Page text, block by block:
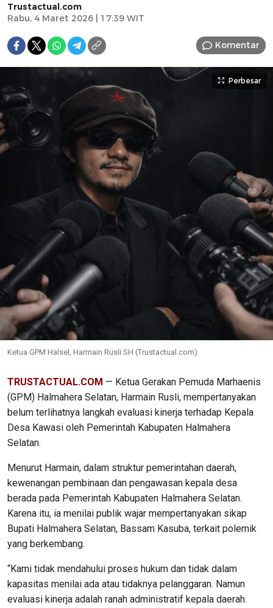
Trustactual.com
Rabu, 4 Maret 2026 | 17:39 WIT
Komentar
Perbesar
Ketua GPM Halsel, Harmain Rusli SH (Trustactual.com)
TRUSTACTUAL.COM — Ketua Gerakan Pemuda Marhaenis
(GPM) Halmahera Selatan, Harmain Rusli, mempertanyakan
belum terlihatnya langkah evaluasi kinerja terhadap Kepala
Desa Kawasi oleh Pemerintah Kabupaten Halmahera
Selatan.
Menurut Harmain, dalam struktur pemerintahan daerah,
kewenangan pembinaan dan pengawasan kepala desa
berada pada Pemerintah Kabupaten Halmahera Selatan.
Karena itu, ia menilai publik wajar mempertanyakan sikap
Bupati Halmahera Selatan, Bassam Kasuba, terkait polemik
yang berkembang.
“Kami tidak mendahului proses hukum dan tidak dalam
kapasitas menilai ada atau tidaknya pelanggaran. Namun
evaluasi kinerja adalah ranah administratif kepala daerah.